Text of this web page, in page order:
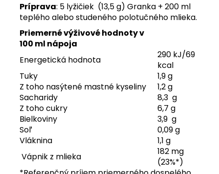
Príprava: 5 lyžičiek (13,5 g) Granka + 200 ml
teplého alebo studeného polotučného mlieka.
Priemerné výživové hodnoty v
100 ml nápoja
Energetická hodnota
290 kJ/69
kcal
Tuky
1,9 g
Z toho nasýtené mastné kyseliny
1,2 g
Sacharidy
8,3 g
Z toho cukry
6,7 g
Bielkoviny
3,9 g
Soľ
0,09 g
Vláknina
1,1 g
Vápnik z mlieka
182 mg
(23%*)